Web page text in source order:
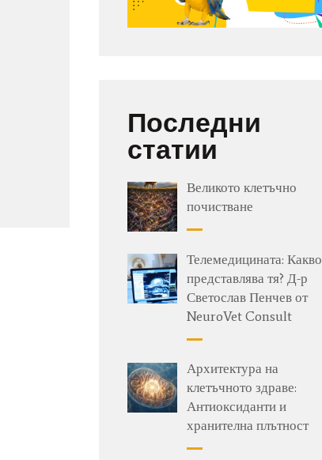
Последни
статии
Великото клетъчно
почистване
Телемедицината: Какво
представлява тя? Д-р
Светослав Пенчев от
NeuroVet Consult
Архитектура на
клетъчното здраве:
Антиоксиданти и
хранителна плътност